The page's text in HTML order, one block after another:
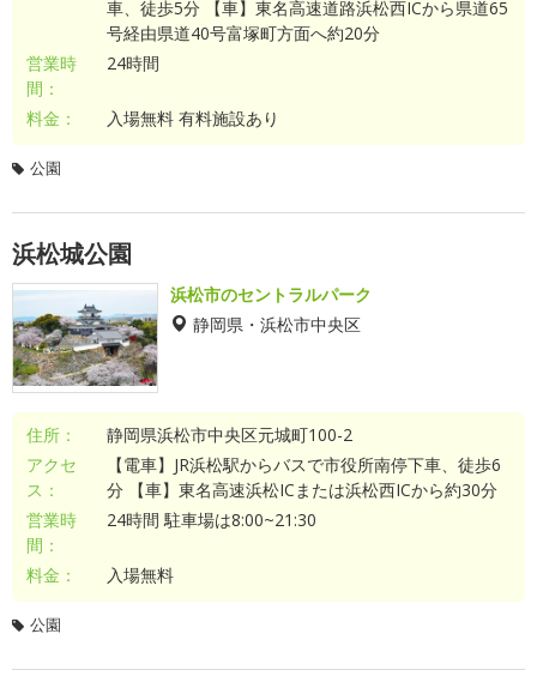
車、徒歩5分 【車】東名高速道路浜松西ICから県道65
号経由県道40号富塚町方面へ約20分
営業時
間：
24時間
料金： 入場無料 有料施設あり
公園
浜松城公園
浜松市のセントラルパーク
静岡県・浜松市中央区
住所：
静岡県浜松市中央区元城町100-2
アクセ
ス：
【電車】JR浜松駅からバスで市役所南停下車、徒歩6
分 【車】東名高速浜松ICまたは浜松西ICから約30分
営業時
間：
24時間 駐車場は8:00~21:30
料金： 入場無料
公園